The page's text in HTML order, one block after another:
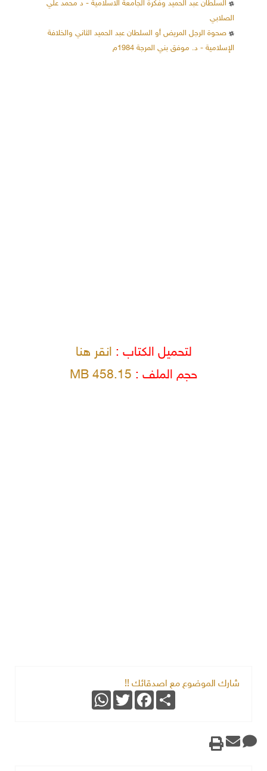
السلطان عبد الحميد وفكرة الجامعة الاسلامية - د محمد علي
الصلابي
صحوة الرجل المريض أو السلطان عبد الحميد الثاني والخلافة
الإسلامية - د. موفق بني المرجة 1984م
لتحميل الكتاب :انقر هنا
حجم الملف : 458.15 MB
شارك الموضوع مع اصدقائك !!
Share
Facebook
Twitter
WhatsApp